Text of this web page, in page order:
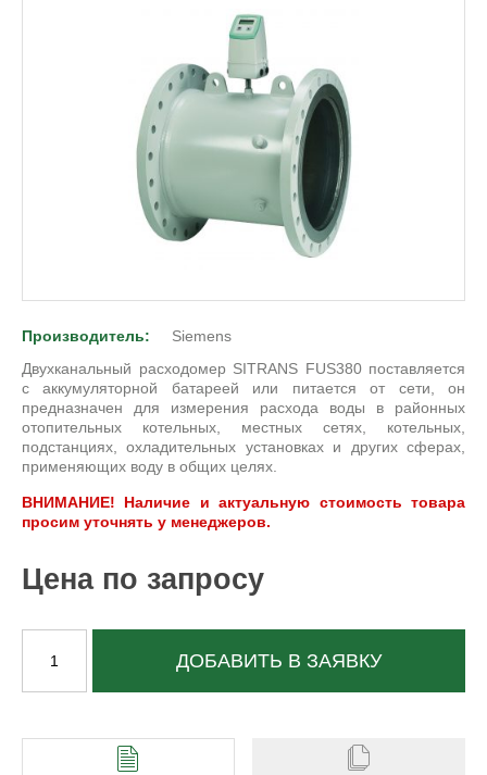
Производитель:
Siemens
Двухканальный расходомер SITRANS FUS380 поставляется
с аккумуляторной батареей или питается от сети, он
предназначен для измерения расхода воды в районных
отопительных котельных, местных сетях, котельных,
подстанциях, охладительных установках и других сферах,
применяющих воду в общих целях.
ВНИМАНИЕ! Наличие и актуальную стоимость товара
просим уточнять у менеджеров.
Цена по запросу
ДОБАВИТЬ В ЗАЯВКУ